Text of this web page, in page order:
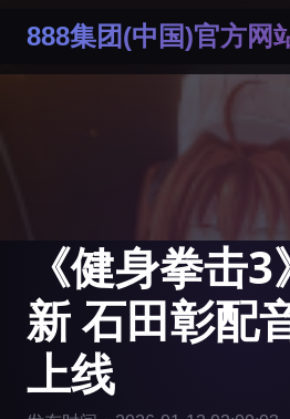
888集团(中国)官方网
《健身拳击
新 石田彰配
上线